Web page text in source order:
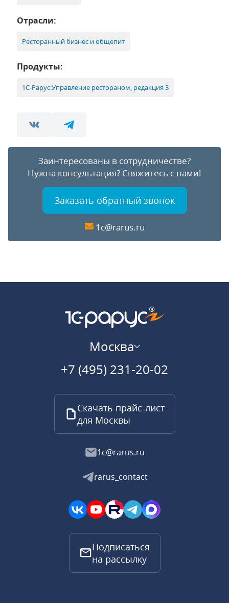
Отрасли:
Ресторанный бизнес и общепит
Продукты:
1С-Рарус:Управление рестораном, редакция 3
Заинтересованы в сотрудничестве?
Нужна консультация? Свяжитесь с нами!
Заказать обратный звонок
1c@rarus.ru
Москва
+7 (495) 231-20-02
Скачать прайс-лист
для Москвы
1c@rarus.ru
rarus_contact
Подписаться
на рассылку